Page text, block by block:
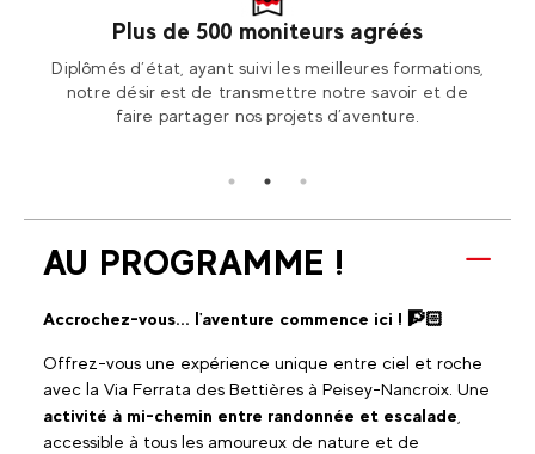
Plus de 500 moniteurs agréés
Diplômés d’état, ayant suivi les meilleures formations,
notre désir est de transmettre notre savoir et de
faire partager nos projets d’aventure.
AU PROGRAMME !
Accrochez-vous... l'aventure commence ici ! 🧗🏻
Offrez-vous une expérience unique entre ciel et roche
avec la Via Ferrata des Bettières à Peisey-Nancroix. Une
activité à mi-chemin entre randonnée et escalade
accessible à tous les amoureux de nature et de